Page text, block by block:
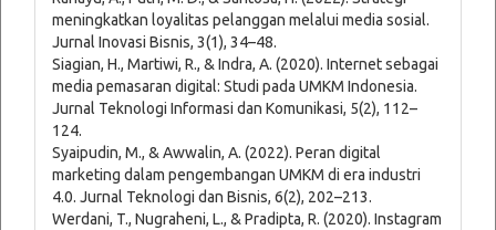
meningkatkan loyalitas pelanggan melalui media sosial.
Jurnal Inovasi Bisnis, 3(1), 34–48.
Siagian, H., Martiwi, R., & Indra, A. (2020). Internet sebagai
media pemasaran digital: Studi pada UMKM Indonesia.
Jurnal Teknologi Informasi dan Komunikasi, 5(2), 112–
124.
Syaipudin, M., & Awwalin, A. (2022). Peran digital
marketing dalam pengembangan UMKM di era industri
4.0. Jurnal Teknologi dan Bisnis, 6(2), 202–213.
Werdani, T., Nugraheni, L., & Pradipta, R. (2020). Instagram